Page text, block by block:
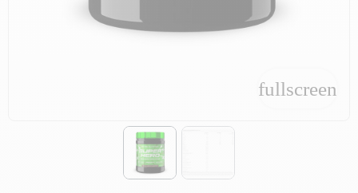
fullscreen
fullscreen